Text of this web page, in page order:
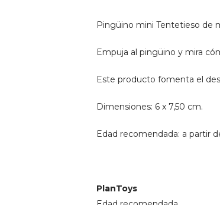
Pingüino mini Tentetieso de
Empuja al pingüino y mira
Este producto fomenta el
Dimensiones: 6 x 7,50 cm.
Edad recomendada: a partir
PlanToys